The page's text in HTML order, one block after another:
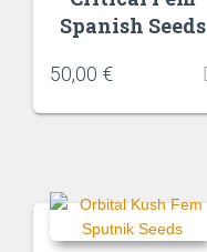
Spanish Seeds
50,00 €